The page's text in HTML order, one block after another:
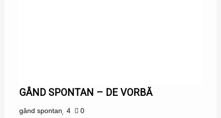
GÂND SPONTAN – DE VORBĂ
gând spontan 4
0